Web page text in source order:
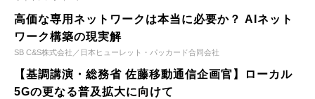
高価な専用ネットワークは本当に必要か？ AIネット
ワーク構築の現実解
SB C&S株式会社／日本ヒューレット・パッカード合同会社
【基調講演・総務省 佐藤移動通信企画官】ローカル
5Gの更なる普及拡大に向けて